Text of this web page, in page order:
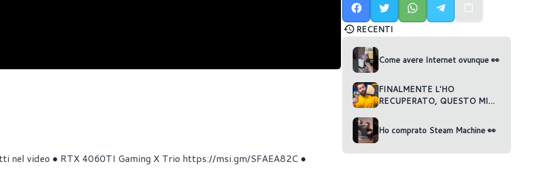
video ● RTX 4060TI Gaming X Trio https://msi.gm/SFAEA82C ●
RECENTI
Come avere Internet ovunque 👀
FINALMENTE L'HO
RECUPERATO, QUESTO MINI
Ho comprato Steam Machine 👀